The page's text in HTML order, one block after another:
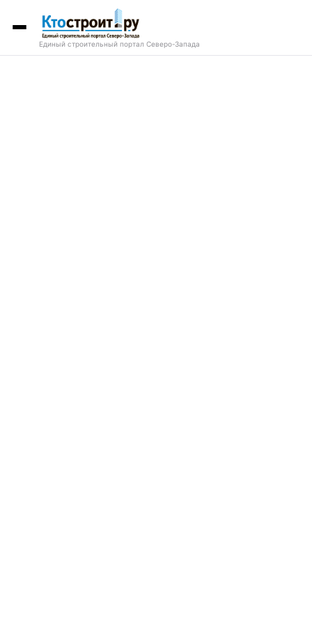
Единый строительный портал Северо-Запада